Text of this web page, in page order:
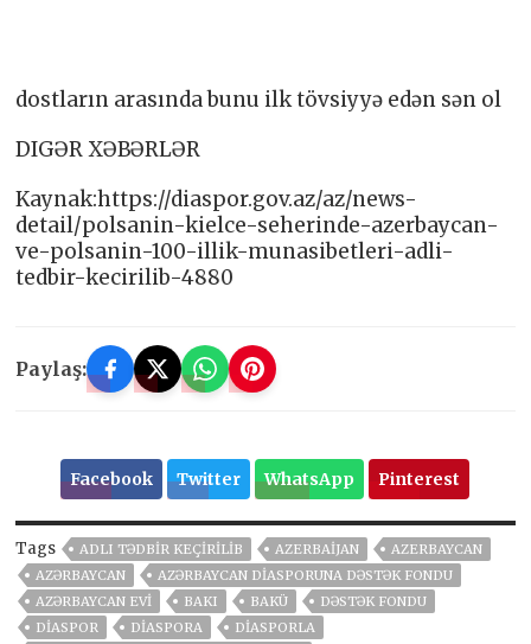
dostların arasında bunu ilk tövsiyyə edən sən ol
DIGƏR XƏBƏRLƏR
Kaynak:https://diaspor.gov.az/az/news-
detail/polsanin-kielce-seherinde-azerbaycan-
ve-polsanin-100-illik-munasibetleri-adli-
tedbir-kecirilib-4880
Paylaş:
Facebook Twitter WhatsApp Pinterest
Tags ADLI TƏDBIR KEÇIRILIB AZERBAIJAN
AZERBAYCAN
AZƏRBAYCAN
AZƏRBAYCAN DIASPORUNA DƏSTƏK FONDU
AZƏRBAYCAN EVI
BAKI BAKÜ
DƏSTƏK FONDU
DIASPOR
DIASPORA
DIASPORLA